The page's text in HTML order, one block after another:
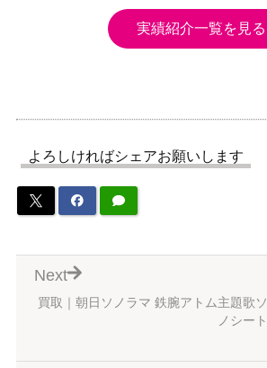
実績紹介一覧を見る
よろしければシェアお願いします
買取｜朝日ソノラマ 鉄腕アトム主題歌ソ
ノシート
Next